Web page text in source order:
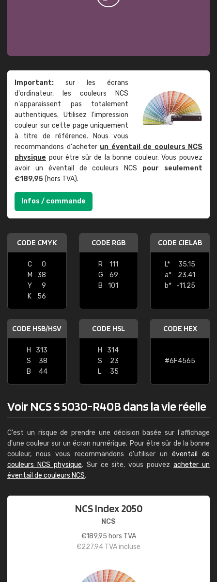
Important: sur les écrans
d'ordinateur, les couleurs NCS
n'apparaissent pas totalement
authentiques. Utilisez l'impression
couleur sur cette page uniquement
à titre de référence. Nous vous
recommandons d'acheter un éventail de couleurs NCS
physique pour être sûr de la bonne couleur. Vous pouvez
avoir un éventail de couleurs NCS pour seulement
€189,95(hors TVA).
Infos / commande
CODE CMYK
C
0
M
38
Y
9
K
56
CODE RGB
R
111
G
69
B
101
CODE CIELAB
L*
35.15
a*
23.41
b*
-11.25
CODE HSB/HSV
H
313
S
38
B
44
CODE HSL
H
314
S
23
L
35
CODE HEX
#6F4565
Voir NCS S 5030-R40B dans la vie réelle
C'est un risque de prendre une décision basée sur l'affichage
d'une couleur sur un écran numérique. Pour être sûr de la bonne
couleur, nous vous recommandons d'utiliser un éventail de
couleurs NCS physique. Sur ce site, vous pouvezacheter un
éventail de couleurs NCS.
NCS Index 2050
NCS
€189,95 hors TVA
€227,94 TVA incluse